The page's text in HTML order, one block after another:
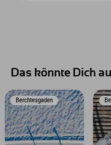
Das könnte Dich
Berchtesgaden